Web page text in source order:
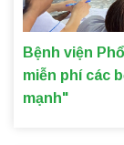
Bệnh viện
miễn phí các
mạnh"